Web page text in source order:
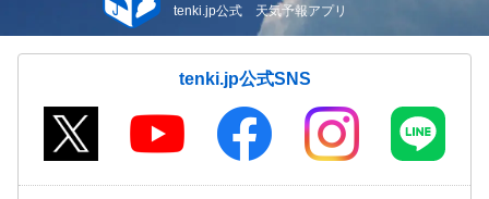
tenki.jp公式 天気予報アプリ
tenki.jp公式SNS